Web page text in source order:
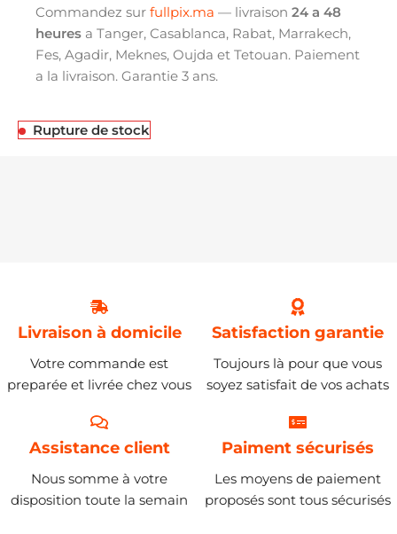
Commandez sur fullpix.ma — livraison 24 a 48
heures a Tanger, Casablanca, Rabat, Marrakech,
Fes, Agadir, Meknes, Oujda et Tetouan. Paiement
a la livraison. Garantie 3 ans.
Rupture de stock
Livraison à domicile
Votre commande est
preparée et livrée chez vous
Satisfaction garantie
Toujours là pour que vous
soyez satisfait de vos achats
Assistance client
Nous somme à votre
disposition toute la semain
Paiment sécurisés
Les moyens de paiement
proposés sont tous sécurisés